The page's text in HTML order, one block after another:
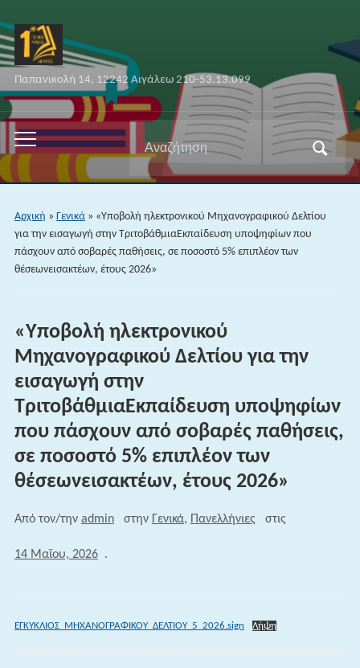
Παπανικολή 14, 12242 Αιγάλεω 210-53.13.099
Εναλλαγή
του
μενού
για
κινητά
Αναζήτηση
για:
Αρχική » Γενικά» «Υποβολή ηλεκτρονικού Μηχανογραφικού Δελτίου
για την εισαγωγή στην ΤριτοβάθμιαΕκπαίδευση υποψηφίων που
πάσχουν από σοβαρές παθήσεις, σε ποσοστό 5% επιπλέον των
θέσεωνεισακτέων, έτους 2026»
«Υποβολή ηλεκτρονικού
Μηχανογραφικού Δελτίου για την
εισαγωγή στην
ΤριτοβάθμιαΕκπαίδευση υποψηφίων
που πάσχουν από σοβαρές παθήσεις,
σε ποσοστό 5% επιπλέον των
θέσεωνεισακτέων, έτους 2026»
Από τον/την admin στην Γενικά, Πανελλήνιες στις
14 Μαΐου, 2026 .
ΕΓΚΥΚΛΙΟΣ_ΜΗΧΑΝΟΓΡΑΦΙΚΟΥ_ΔΕΛΤΙΟΥ_5_2026.sign Λήψη